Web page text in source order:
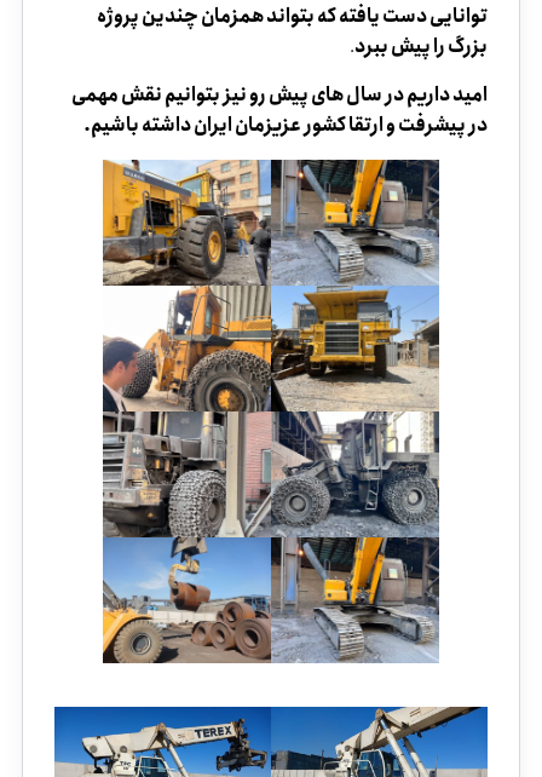
توانایی دست یافته که بتواند همزمان چندین پروژه
بزرگ را پیش ببرد.
امید داریم در سال های پیش رو نیز بتوانیم نقش مهمی
در پیشرفت و ارتقا کشور عزیزمان ایران داشته باشیم.